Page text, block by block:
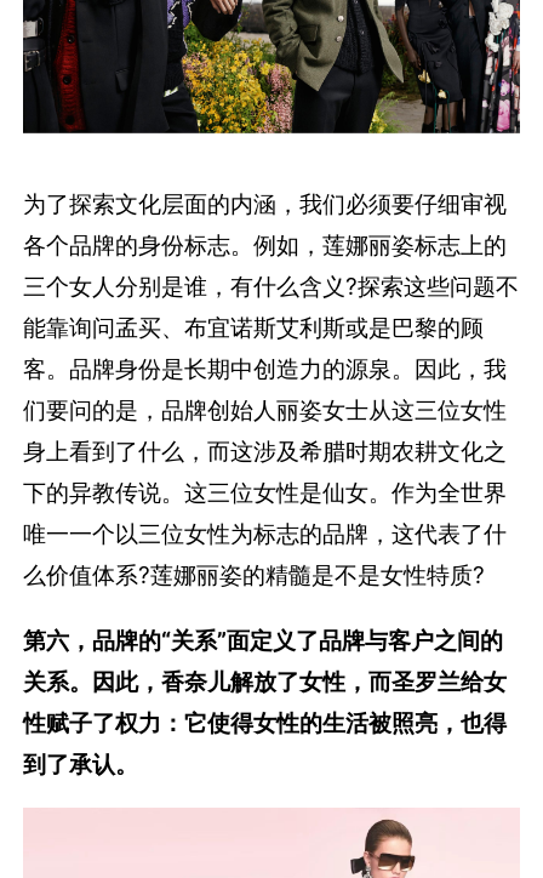
为了探索文化层面的内涵，我们必须要仔细审视
各个品牌的身份标志。例如，莲娜丽姿标志上的
三个女人分别是谁，有什么含义?探索这些问题不
能靠询问孟买、布宜诺斯艾利斯或是巴黎的顾
客。品牌身份是长期中创造力的源泉。因此，我
们要问的是，品牌创始人丽姿女士从这三位女性
身上看到了什么，而这涉及希腊时期农耕文化之
下的异教传说。这三位女性是仙女。作为全世界
唯一一个以三位女性为标志的品牌，这代表了什
么价值体系?莲娜丽姿的精髓是不是女性特质?
第六，品牌的“关系”面定义了品牌与客户之间的
关系。 因此，香奈儿解放了女性，而圣罗兰给女
性赋子了权力：它使得女性的生活被照亮，也得
到了承认。